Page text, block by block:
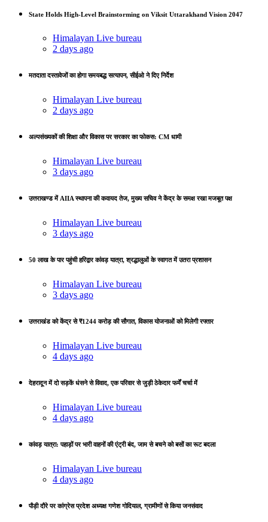
State Holds High-Level Brainstorming on Viksit Uttarakhand Vision 2047
Himalayan Live bureau
2 days ago
मतदाता दस्तावेजों का होगा समयबद्ध सत्यापन, सीईओ ने दिए निर्देश
Himalayan Live bureau
2 days ago
अल्पसंख्यकों की शिक्षा और विकास पर सरकार का फोकस: CM धामी
Himalayan Live bureau
3 days ago
उत्तराखण्ड में AIIA स्थापना की कवायद तेज, मुख्य सचिव ने केंद्र के समक्ष रखा मजबूत पक्ष
Himalayan Live bureau
3 days ago
50 लाख के पार पहुंची हरिद्वार कांवड़ यात्रा, श्रद्धालुओं के स्वागत में उतरा प्रशासन
Himalayan Live bureau
3 days ago
उत्तराखंड को केंद्र से ₹1244 करोड़ की सौगात, विकास योजनाओं को मिलेगी रफ्तार
Himalayan Live bureau
4 days ago
देहरादून में दो सड़कें धंसने से विवाद, एक परिवार से जुड़ी ठेकेदार फर्में चर्चा में
Himalayan Live bureau
4 days ago
कांवड़ यात्रा: पहाड़ों पर भारी वाहनों की एंट्री बंद, जाम से बचने को बसों का रूट बदला
Himalayan Live bureau
4 days ago
पौड़ी दौरे पर कांग्रेस प्रदेश अध्यक्ष गणेश गोदियाल, ग्रामीणों से किया जनसंवाद